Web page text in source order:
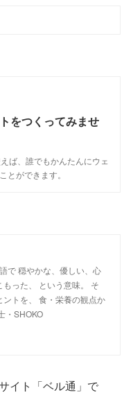
をつくってみませ
ば、誰でもかんたんにウェ
とができます。
で 穏やかな、優しい、心
った、 という意味。 そ
トを、 食・栄養の観点か
・SHOKO
イト「ベル通」で